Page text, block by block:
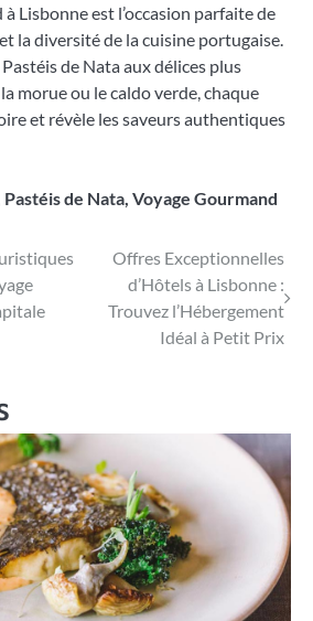
Lisbonne est l’occasion parfaite de
la diversité de la cuisine portugaise.
de Nata aux délices plus
morue ou le caldo verde, chaque
et révèle les saveurs authentiques
Pastéis de Nata, Voyage Gourmand
Offres Exceptionnelles
d’Hôtels à Lisbonne :
Trouvez l’Hébergement
Idéal à Petit Prix